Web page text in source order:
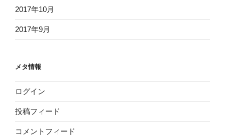
2017年10月
2017年9月
メタ情報
ログイン
投稿フィード
コメントフィード